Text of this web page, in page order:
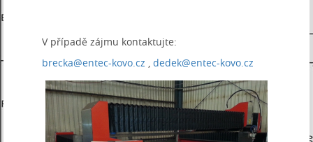
V případě zájmu kontaktujte:
brecka@entec-kovo.cz , dedek@entec-kovo.cz